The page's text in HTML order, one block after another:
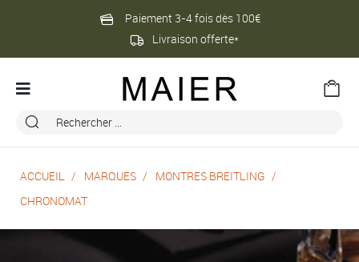
Paiement 3-4 fois dès 100€
Livraison offerte*
ACCUEIL MARQUES
MONTRES BREITLING
CHRONOMAT